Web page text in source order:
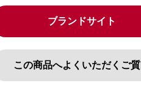
ブランドサイト
この商品へよくいただくご